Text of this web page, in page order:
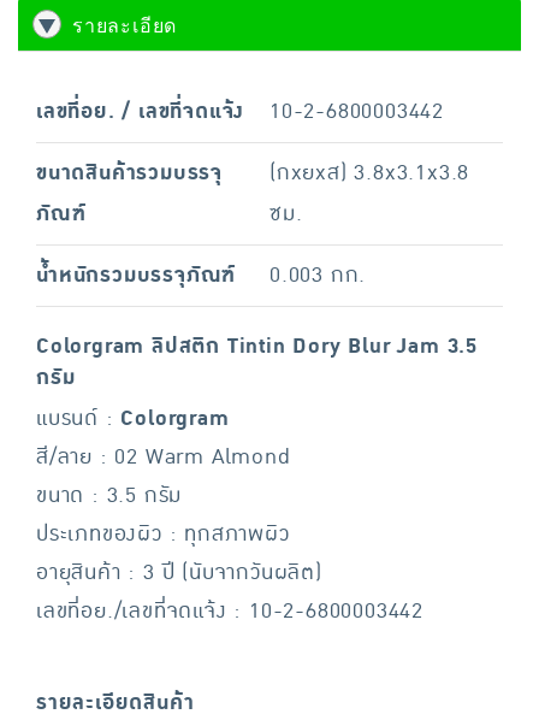
รายละเอียด
เลขที่อย. / เลขที่จดแจ้ง
10-2-6800003442
ขนาดสินค้ารวมบรรจุ
ภัณฑ์
(กxยxส) 3.8x3.1x3.8
ซม.
น้ำหนักรวมบรรจุภัณฑ์
0.003 กก.
Colorgram ลิปสติก Tintin Dory Blur Jam 3.5
กรัม
แบรนด์ : Colorgram
สี/ลาย : 02 Warm Almond
ขนาด : 3.5 กรัม
ประเภทของผิว : ทุกสภาพผิว
อายุสินค้า : 3 ปี (นับจากวันผลิต)
เลขที่อย./เลขที่จดแจ้ง : 10-2-6800003442
รายละเอียดสินค้า